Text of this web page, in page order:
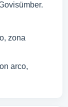
zona
arco,